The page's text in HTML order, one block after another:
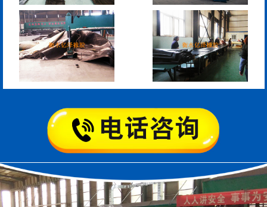
L型桥梁伸缩缝 Z型桥梁伸缩缝
板式橡胶伸缩缝 C型桥梁伸缩缝